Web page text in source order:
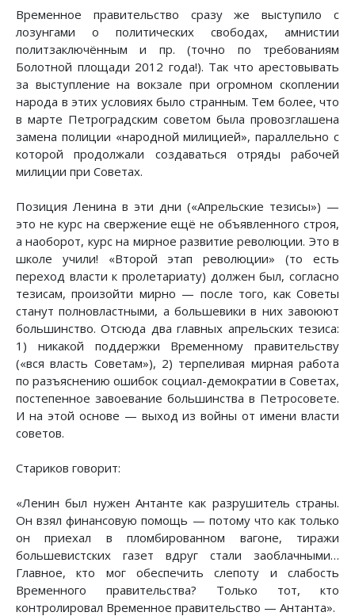
Временное правительство сразу же выступило с
лозунгами о политических свободах, амнистии
политзаключённым и пр. (точно по требованиям
Болотной площади 2012 года!). Так что арестовывать
за выступление на вокзале при огромном скоплении
народа в этих условиях было странным. Тем более, что
в марте Петроградским советом была провозглашена
замена полиции «народной милицией», параллельно с
которой продолжали создаваться отряды рабочей
милиции при Советах.
Позиция Ленина в эти дни («Апрельские тезисы») —
это не курс на свержение ещё не объявленного строя,
а наоборот, курс на мирное развитие революции. Это в
школе учили! «Второй этап революции» (то есть
переход власти к пролетариату) должен был, согласно
тезисам, произойти мирно — после того, как Советы
станут полновластными, а большевики в них завоюют
большинство. Отсюда два главных апрельских тезиса:
1) никакой поддержки Временному правительству
(«вся власть Советам»), 2) терпеливая мирная работа
по разъяснению ошибок социал-демократии в Советах,
постепенное завоевание большинства в Петросовете.
И на этой основе — выход из войны от имени власти
советов.
Стариков говорит:
«Ленин был нужен Антанте как разрушитель страны.
Он взял финансовую помощь — потому что как только
он приехал в пломбированном вагоне, тиражи
большевистских газет вдруг стали заоблачными…
Главное, кто мог обеспечить слепоту и слабость
Временного правительства? Только тот, кто
контролировал Временное правительство — Антанта».